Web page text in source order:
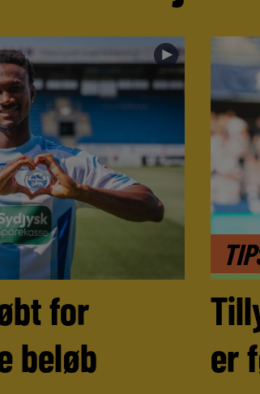
►
for
beløb
er